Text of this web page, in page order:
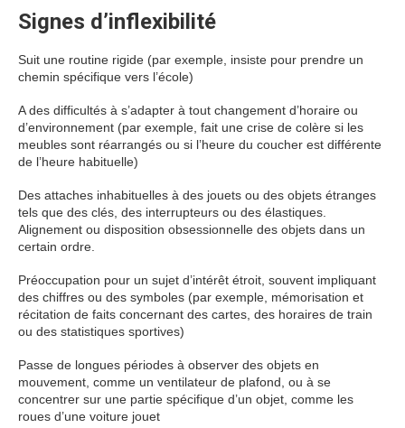
Signes d’inflexibilité
Suit une routine rigide (par exemple, insiste pour prendre un
chemin spécifique vers l’école)
A des difficultés à s’adapter à tout changement d’horaire ou
d’environnement (par exemple, fait une crise de colère si les
meubles sont réarrangés ou si l’heure du coucher est différente
de l’heure habituelle)
Des attaches inhabituelles à des jouets ou des objets étranges
tels que des clés, des interrupteurs ou des élastiques.
Alignement ou disposition obsessionnelle des objets dans un
certain ordre.
Préoccupation pour un sujet d’intérêt étroit, souvent impliquant
des chiffres ou des symboles (par exemple, mémorisation et
récitation de faits concernant des cartes, des horaires de train
ou des statistiques sportives)
Passe de longues périodes à observer des objets en
mouvement, comme un ventilateur de plafond, ou à se
concentrer sur une partie spécifique d’un objet, comme les
roues d’une voiture jouet